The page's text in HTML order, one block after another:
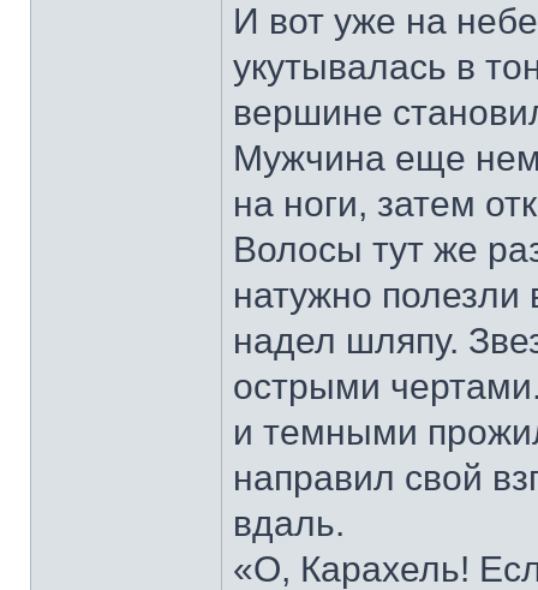
И вот уже на
укутывалась в
вершине
Мужчина еще
на ноги, затем
Волосы тут же
натужно полезли
надел шляпу.
острыми
и темными
направил свой
вдаль.
«О, Карахель!